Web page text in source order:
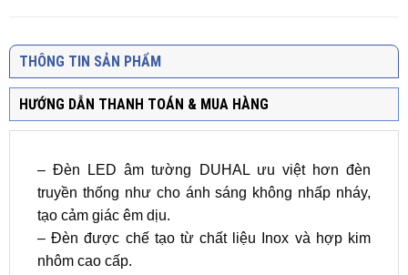
THÔNG TIN SẢN PHẨM
HƯỚNG DẪN THANH TOÁN & MUA HÀNG
– Đèn LED âm tường DUHAL ưu việt hơn đèn
truyền thống như cho ánh sáng không nhấp nháy,
tạo cảm giác êm dịu.
– Đèn được chế tạo từ chất liệu Inox và hợp kim
nhôm cao cấp.